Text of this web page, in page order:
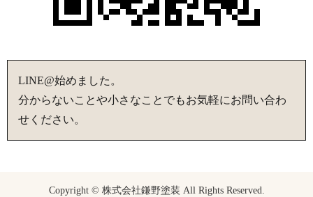
LINE@始めました。
分からないことや小さなことでもお気軽にお問い合わ
せください。
Copyright © 株式会社鎌野塗装 All Rights Reserved.